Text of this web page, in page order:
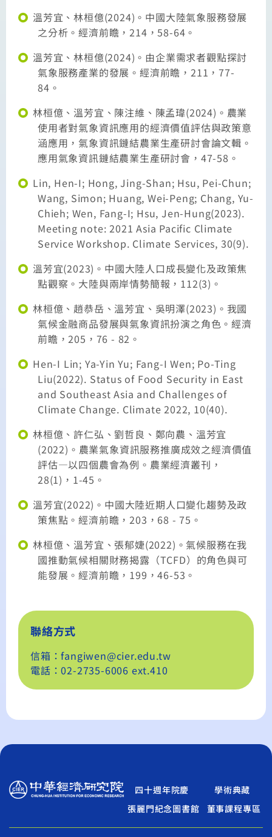
溫芳宜、林桓億(2024)。中國大陸氣象服務發展
之分析。經濟前瞻，214，58-64。
溫芳宜、林桓億(2024)。由企業需求者觀點探討
氣象服務產業的發展。經濟前瞻，211，77-
84。
林桓億、溫芳宜、陳注維、陳孟瑋(2024)。農業
使用者對氣象資訊應用的經濟價值評估與政策意
涵應用，氣象資訊鏈結農業生產研討會論文輯。
應用氣象資訊鏈結農業生產研討會，47-58。
Lin, Hen-I; Hong, Jing-Shan; Hsu, Pei-Chun;
Wang, Simon; Huang, Wei-Peng; Chang, Yu-
Chieh; Wen, Fang-I; Hsu, Jen-Hung(2023).
Meeting note: 2021 Asia Pacific Climate
Service Workshop. Climate Services, 30(9).
溫芳宜(2023)。中國大陸人口成長變化及政策焦
點觀察。大陸與兩岸情勢簡報，112(3)。
林桓億、趙恭岳、溫芳宜、吳明澤(2023)。我國
氣候金融商品發展與氣象資訊扮演之角色。經濟
前瞻，205，76 - 82。
Hen-I Lin; Ya-Yin Yu; Fang-I Wen; Po-Ting
Liu(2022). Status of Food Security in East
and Southeast Asia and Challenges of
Climate Change. Climate 2022, 10(40).
林桓億、許仁弘、劉哲良、鄭向農、溫芳宜
(2022)。農業氣象資訊服務推廣成效之經濟價值
評估—以四個農會為例。農業經濟叢刊，
28(1)，1-45。
溫芳宜(2022)。中國大陸近期人口變化趨勢及政
策焦點。經濟前瞻，203，68 - 75。
林桓億、溫芳宜、張郁婕(2022)。氣候服務在我
國推動氣候相關財務揭露（TCFD）的角色與可
能發展。經濟前瞻，199，46-53。
聯絡方式
信箱：fangiwen@cier.edu.tw
電話：02-2735-6006 ext.410
四十週年院慶
學術典藏
張麗門紀念圖書館
董事課程專區